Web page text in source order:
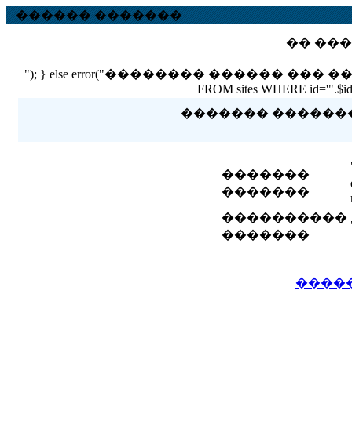
������ �������
��
"); } else error("�������� ������ ��� ������
FROM sites WHERE
�������
�������
�������
����������
�������